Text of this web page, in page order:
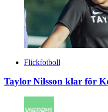
Flickfotboll
Taylor Nilsson klar för